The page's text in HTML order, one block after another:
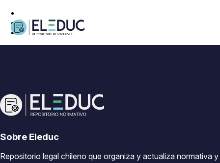
Sobre Eleduc
Repositorio legal chileno que organiza y actualiza normativa y